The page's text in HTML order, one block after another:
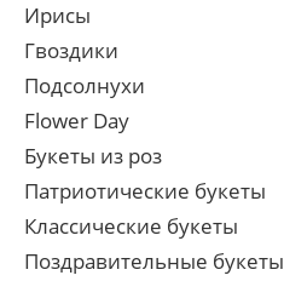
Ирисы
Гвоздики
Подсолнухи
Flower Day
Букеты из роз
Патриотические букеты
Классические букеты
Поздравительные букеты